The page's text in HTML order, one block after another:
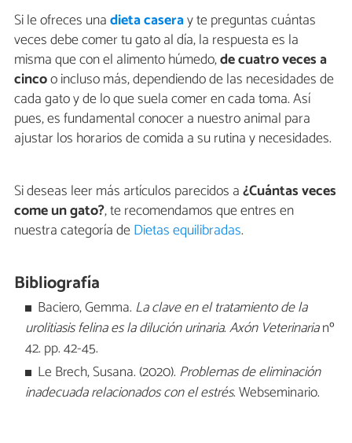
Si le ofreces unadieta caseray te preguntas cuántas
veces debe comer tu gato al día, la respuesta es la
misma que con el alimento húmedo,de cuatro veces a
cincoo incluso más, dependiendo de las necesidades de
cada gato y de lo que suela comer en cada toma. Así
pues, es fundamental conocer a nuestro animal para
ajustar los horarios de comida a su rutina y necesidades.
Si deseas leer más artículos parecidos a¿Cuántas veces
come un gato?, te recomendamos que entres en
nuestra categoría deDietas equilibradas.
Bibliografía
Baciero, Gemma. La clave en el tratamiento de la
urolitiasis felina es la dilución urinaria.Axón Veterinarianº
42. pp. 42-45.
Le Brech, Susana. (2020). Problemas de eliminación
inadecuada relacionados con el estrés. Webseminario.